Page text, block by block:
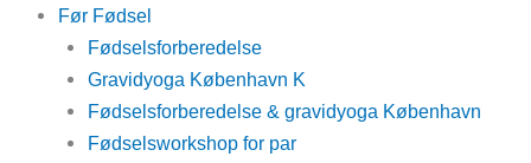
Før Fødsel
Fødselsforberedelse
Gravidyoga København K
Fødselsforberedelse & gravidyoga København
Fødselsworkshop for par
Main
Menu